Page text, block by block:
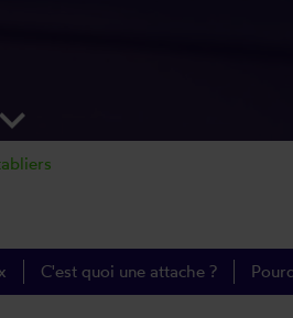
keyboard_arrow_down
C'est quoi une attache ?